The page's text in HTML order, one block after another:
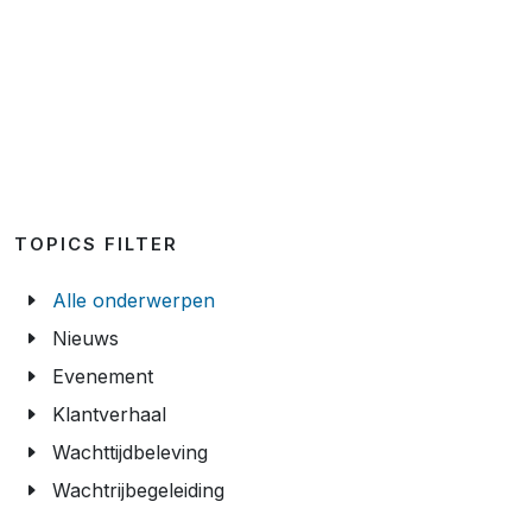
TOPICS FILTER
Alle onderwerpen
Nieuws
Evenement
Klantverhaal
Wachttijdbeleving
Wachtrijbegeleiding